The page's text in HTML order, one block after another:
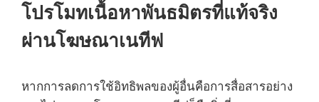
โปรโมทเนื้อหาพันธมิตรที่แท้จริง
ผ่านโฆษณาเนทีฟ
หากการลดการใช้อิทธิพลของผู้อื่นคือการสื่อสารอย่าง